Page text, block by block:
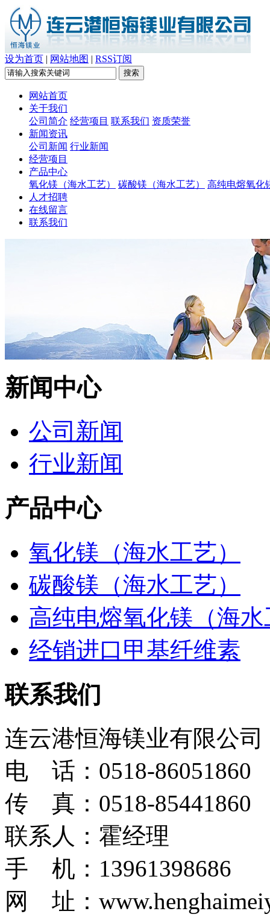
设为首页 | 网站地图 | RSS订阅
网站首页
关于我们
公司简介 经营项目 联系我们 资质荣誉
新闻资讯
公司新闻 行业新闻
经营项目
产品中心
氧化镁（海水工艺）
碳酸镁（海水工艺）
高纯电熔氧化
人才招聘
在线留言
联系我们
新闻中心
公司新闻
行业新闻
产品中心
氧化镁（海水工艺）
碳酸镁（海水工艺）
高纯电熔氧化镁（海
经销进口甲基纤维素
联系我们
连云港恒海镁业有限公司
电 话：0518-86051860
传 真：0518-85441860
联系人：霍经理
手 机：13961398686
网 址：